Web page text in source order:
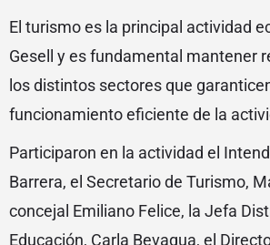
El turismo es la principal actividad
Gesell y es fundamental mantener
los distintos sectores que
funcionamiento eficiente de la
Participaron en la actividad el
Barrera, el Secretario de Turismo,
concejal Emiliano Felice, la Jefa
Educación, Carla Bevaqua, el